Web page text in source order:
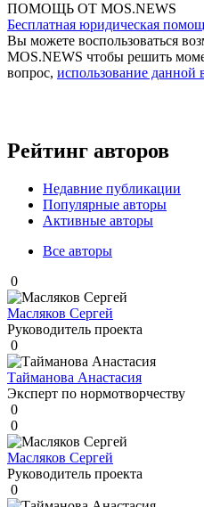
ПОМОЩЬ ОТ MOS.NEWS
Бесплатная юридическая
Вы можете воспользоваться
MOS.NEWS чтобы решить
вопрос, использование данной
Рейтинг авторов
Недавние публикации
Популярные авторы
Активные авторы
Все авторы
0
Масляков Сергей
Руководитель проекта
0
Тайманова Анастасия
Эксперт по нормотворчеству
0
0
Масляков Сергей
Руководитель проекта
0